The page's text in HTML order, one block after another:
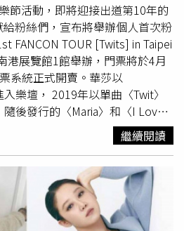
節活動，即將迎接出道第10年的
粉絲們，宣布將舉辦個人首次粉
FANCON TOUR [Twits] in Taipei
港展覽館1館舉辦，門票將於4月
系統正式開賣。華莎以
樂壇， 2019年以單曲〈Twit〉
後發行的〈Maria〉和〈I Love
獨特藝人的地位。除了音樂成
的個性，再加上於綜藝節目《我
利、嚴正化、Jessi組成限定女團
好呢》中之表現，不僅贏得了觀
可熱的綜藝嘉賓。隨著出道第10
the 1st FANCON TOUR
繼續閱讀